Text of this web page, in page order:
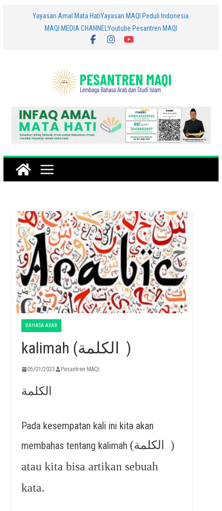
Yayasan Amal Mata HatiYayasan MAQI Peduli Indonesia
MAQI MEDIA CHANNEL Youtube Pesantren MAQI
BAHASA ARAB
kalimah (الكلمة )
05/01/2023 Pesantren MAQI
الكلمة
Pada kesempatan kali ini kita akan
membahas tentang kalimah (الكلمة )
atau kita bisa artikan sebuah
kata.